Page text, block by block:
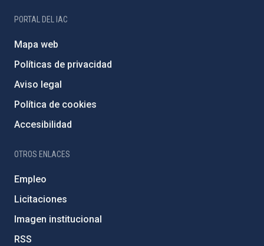
PORTAL DEL IAC
Mapa web
Políticas de privacidad
Aviso legal
Política de cookies
Accesibilidad
OTROS ENLACES
Empleo
Licitaciones
Imagen institucional
RSS